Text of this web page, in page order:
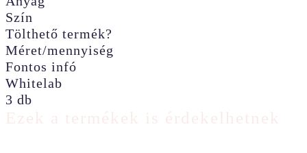
Szín
Tölthető termék?
Méret/mennyiség
Fontos infó
Whitelab
3 db